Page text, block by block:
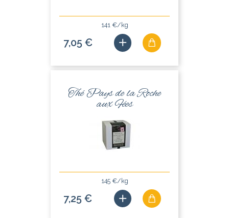
141 €/kg
7,05 €
Thé Pays de la Roche
aux Fées
145 €/kg
7,25 €